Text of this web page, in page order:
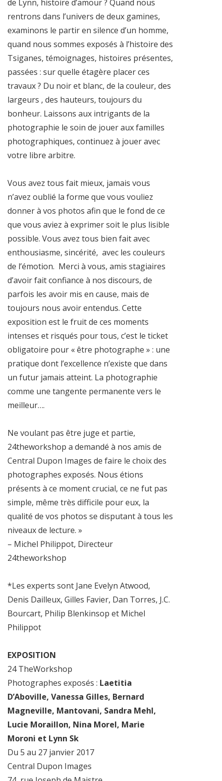
de Lynn, histoire d’amour ? Quand nous
rentrons dans l’univers de deux gamines,
examinons le partir en silence d’un homme,
quand nous sommes exposés à l’histoire des
Tsiganes, témoignages, histoires présentes,
passées : sur quelle étagère placer ces
travaux ? Du noir et blanc, de la couleur, des
largeurs , des hauteurs, toujours du
bonheur. Laissons aux intrigants de la
photographie le soin de jouer aux familles
photographiques, continuez à jouer avec
votre libre arbitre.
Vous avez tous fait mieux, jamais vous
n’avez oublié la forme que vous vouliez
donner à vos photos afin que le fond de ce
que vous aviez à exprimer soit le plus lisible
possible. Vous avez tous bien fait avec
enthousiasme, sincérité, avec les couleurs
de l’émotion. Merci à vous, amis stagiaires
d’avoir fait confiance à nos discours, de
parfois les avoir mis en cause, mais de
toujours nous avoir entendus. Cette
exposition est le fruit de ces moments
intenses et risqués pour tous, c’est le ticket
obligatoire pour « être photographe » : une
pratique dont l’excellence n’existe que dans
un futur jamais atteint. La photographie
comme une tangente permanente vers le
meilleur….
Ne voulant pas être juge et partie,
24theworkshop a demandé à nos amis de
Central Dupon Images de faire le choix des
photographes exposés. Nous étions
présents à ce moment crucial, ce ne fut pas
simple, même très difficile pour eux, la
qualité de vos photos se disputant à tous les
niveaux de lecture. »
– Michel Philippot, Directeur
24theworkshop
*Les experts sont Jane Evelyn Atwood,
Denis Dailleux, Gilles Favier, Dan Torres, J.C.
Bourcart, Philip Blenkinsop et Michel
Philippot
EXPOSITION
24 TheWorkshop
Photographes exposés : Laetitia
D’Aboville, Vanessa Gilles, Bernard
Magneville, Mantovani, Sandra Mehl,
Lucie Moraillon, Nina Morel, Marie
Moroni et Lynn Sk
Du 5 au 27 janvier 2017
Central Dupon Images